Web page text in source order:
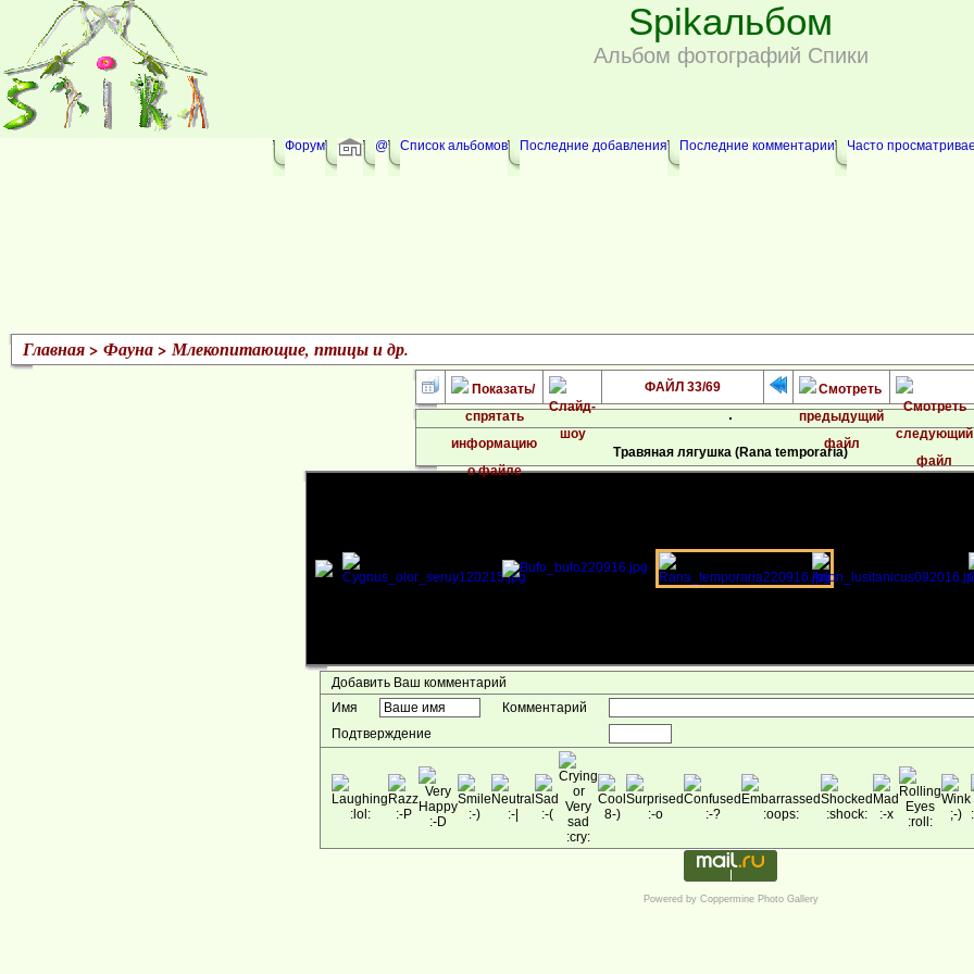
Spikальбом
Альбом фотографий Спики
Форум @ Список альбомов Последние добавления Последние комментарии Часто
Главная> Фауна>Млекопитающие, птицы и др.
ФАЙЛ 33/69
Травяная лягушка (Rana temporaria)
Добавить Ваш комментарий
Имя
Комментарий
Подтверждение
Powered by Coppermine Photo Gallery